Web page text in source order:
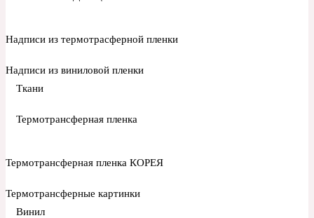
Надписи из термотрасферной пленки
Надписи из виниловой пленки
Ткани
Термотрансферная пленка
Термотрансферная пленка КОРЕЯ
Термотрансферные картинки
Винил